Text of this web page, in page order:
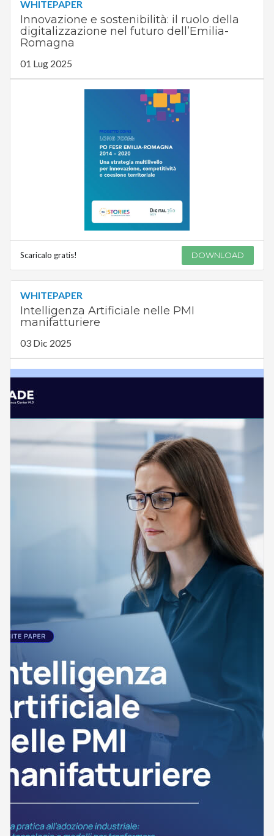
WHITEPAPER
Innovazione e sostenibilità: il ruolo della
digitalizzazione nel futuro dell’Emilia-
Romagna
01 Lug 2025
Scaricalo gratis! DOWNLOAD
WHITEPAPER
Intelligenza Artificiale nelle PMI
manifatturiere
03 Dic 2025